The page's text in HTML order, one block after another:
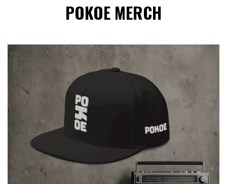
POKOE MERCH